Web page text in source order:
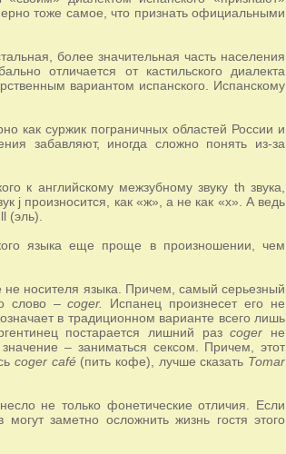
тоже самое, что признать официальными
более значительная часть населения
отличается от кастильского диалекта
вариантом испанского. Испанскому
как суржик пограничных областей России и
забавляют, иногда сложно понять из-за
к английскому межзубному звуку th звука,
j произносится, как «ж», а не как «х». А ведь
(эль).
языка еще проще в произношении, чем
не носителя языка. Причем, самый серьезный
слово –coger. Испанец произнесет его не
в традиционном варианте всего лишь
постарается лишний разcoger не
– заниматься сексом. Причем, этот
coger café(пить кофе), лучше сказать Tomar
не только фонетические отличия. Если
заметно осложнить жизнь гостя этого